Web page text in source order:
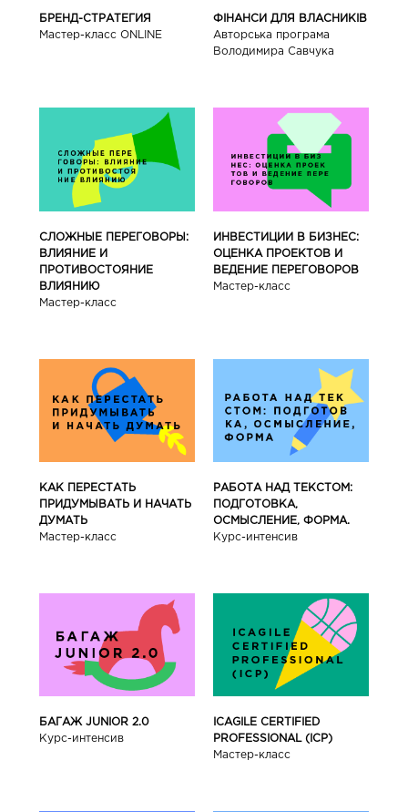
БРЕНД-СТРАТЕГИЯ
Мастер-класс ONLINE
ФІНАНСИ ДЛЯ ВЛАСНИКІВ
Авторська програма
Володимира Савчука
СЛОЖНЫЕ ПЕРЕГОВОРЫ:
ВЛИЯНИЕ И
ПРОТИВОСТОЯНИЕ
ВЛИЯНИЮ
Мастер-класс
ИНВЕСТИЦИИ В БИЗНЕС:
ОЦЕНКА ПРОЕКТОВ И
ВЕДЕНИЕ ПЕРЕГОВОРОВ
Мастер-класс
КАК ПЕРЕСТАТЬ
ПРИДУМЫВАТЬ И НАЧАТЬ
ДУМАТЬ
Мастер-класс
РАБОТА НАД ТЕКСТОМ:
ПОДГОТОВКА,
ОСМЫСЛЕНИЕ, ФОРМА.
Курс-интенсив
БАГАЖ JUNIOR 2.0
Курс-интенсив
ICAGILE CERTIFIED
PROFESSIONAL (ICP)
Мастер-класс